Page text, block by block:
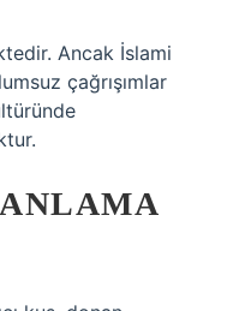
Ancak İslami
çağrışımlar